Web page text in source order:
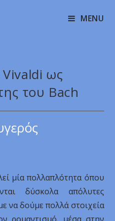
MENU
ως
του Bach
μία πολλαπλότητα όπου
δύσκολα απόλυτες
να δούμε πολλά στοιχεία